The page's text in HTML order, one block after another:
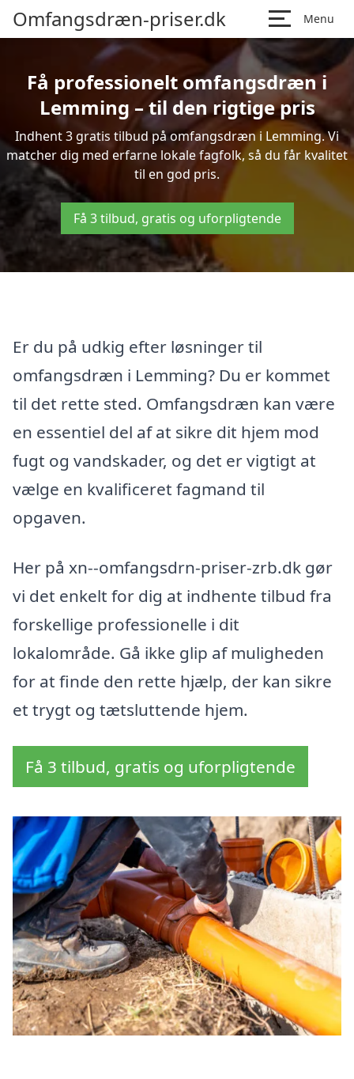
Omfangsdræn-priser.dk Menu
Få professionelt omfangsdræn i
Lemming – til den rigtige pris
Indhent 3 gratis tilbud på omfangsdræn i Lemming. Vi
matcher dig med erfarne lokale fagfolk, så du får kvalitet
til en god pris.
Få 3 tilbud, gratis og uforpligtende
Er du på udkig efter løsninger til
omfangsdræn i Lemming? Du er kommet
til det rette sted. Omfangsdræn kan være
en essentiel del af at sikre dit hjem mod
fugt og vandskader, og det er vigtigt at
vælge en kvalificeret fagmand til
opgaven.
Her på xn--omfangsdrn-priser-zrb.dk gør
vi det enkelt for dig at indhente tilbud fra
forskellige professionelle i dit
lokalområde. Gå ikke glip af muligheden
for at finde den rette hjælp, der kan sikre
et trygt og tætsluttende hjem.
Få 3 tilbud, gratis og uforpligtende